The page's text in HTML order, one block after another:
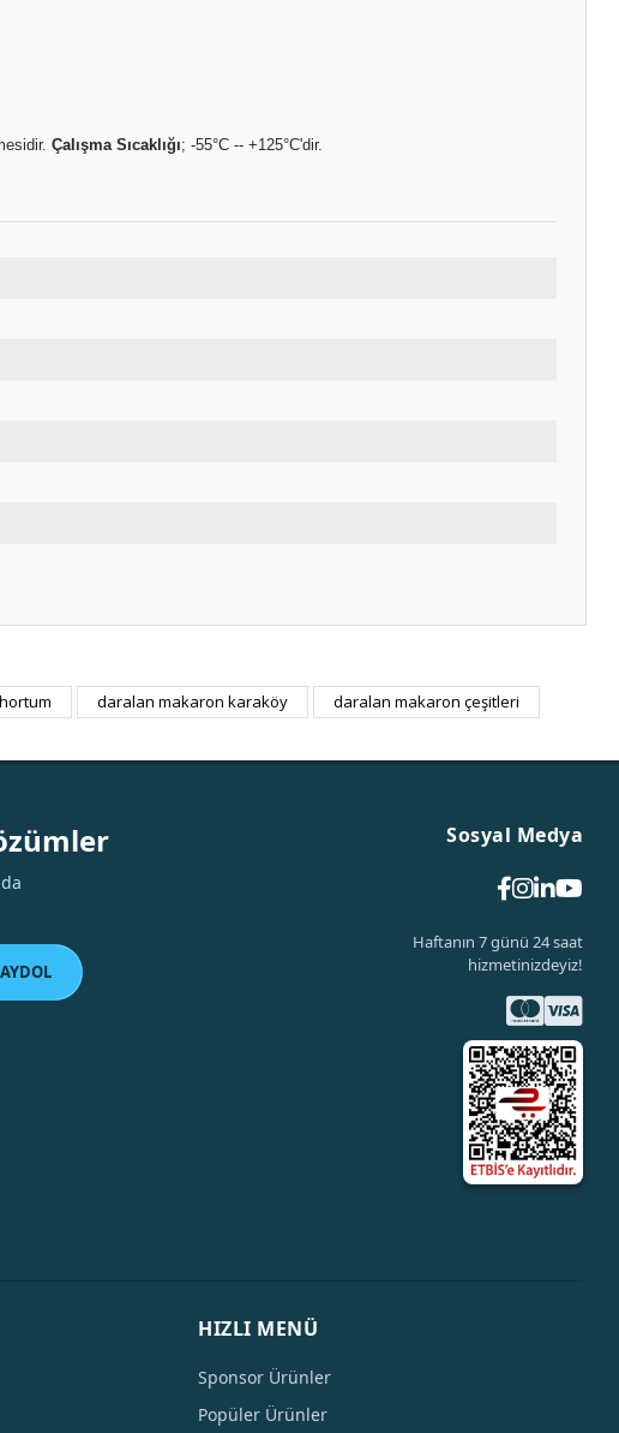
Çalışma Sıcaklığı; -55°C -- +125°C'dir.
daralan makaron karaköy
daralan makaron çeşitleri
Sosyal Medya
Haftanın 7 günü 24 saat
hizmetinizdeyiz!
HIZLI MENÜ
Sponsor Ürünler
Popüler Ürünler